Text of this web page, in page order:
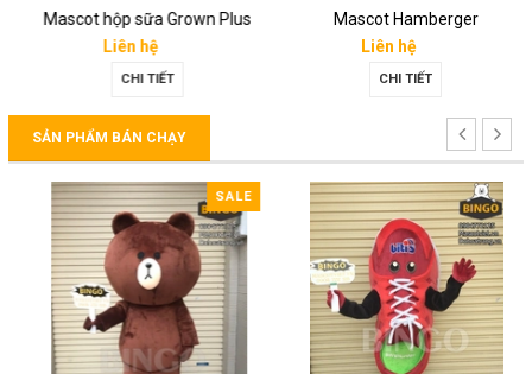
Mascot hộp sữa Grown Plus
Liên hệ
CHI TIẾT
Mascot Hamberger
Liên hệ
CHI TIẾT
SẢN PHẨM BÁN CHẠY
SALE